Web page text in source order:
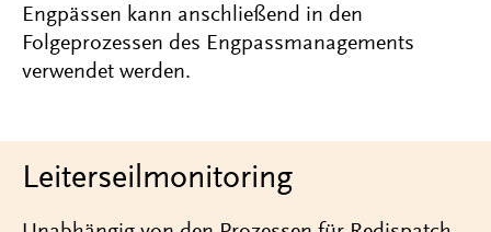
Engpässen kann anschließend in den
Folgeprozessen des Engpassmanagements
verwendet werden.
Leiterseilmonitoring